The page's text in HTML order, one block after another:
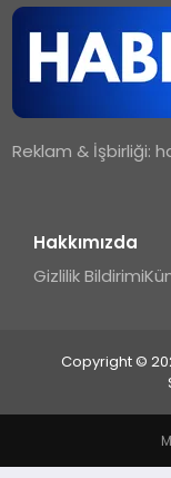
TEKNOLOJI
Reklam & İşbirliği:
Hakkımızda
Gizlilik Bildirimi
Copyright ©